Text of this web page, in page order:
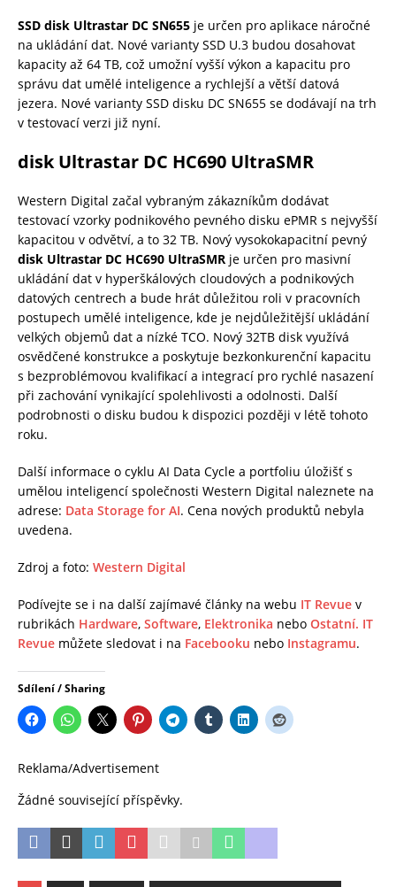
SSD disk Ultrastar DC SN655 je určen pro aplikace náročné
na ukládání dat. Nové varianty SSD U.3 budou dosahovat
kapacity až 64 TB, což umožní vyšší výkon a kapacitu pro
správu dat umělé inteligence a rychlejší a větší datová
jezera. Nové varianty SSD disku DC SN655 se dodávají na trh
v testovací verzi již nyní.
disk Ultrastar DC HC690 UltraSMR
Western Digital začal vybraným zákazníkům dodávat
testovací vzorky podnikového pevného disku ePMR s nejvyšší
kapacitou v odvětví, a to 32 TB. Nový vysokokapacitní pevný
disk Ultrastar DC HC690 UltraSMR je určen pro masivní
ukládání dat v hyperškálových cloudových a podnikových
datových centrech a bude hrát důležitou roli v pracovních
postupech umělé inteligence, kde je nejdůležitější ukládání
velkých objemů dat a nízké TCO. Nový 32TB disk využívá
osvědčené konstrukce a poskytuje bezkonkurenční kapacitu
s bezproblémovou kvalifikací a integrací pro rychlé nasazení
při zachování vynikající spolehlivosti a odolnosti. Další
podrobnosti o disku budou k dispozici později v létě tohoto
roku.
Další informace o cyklu AI Data Cycle a portfoliu úložišť s
umělou inteligencí společnosti Western Digital naleznete na
adrese: Data Storage for AI. Cena nových produktů nebyla
uvedena.
Zdroj a foto: Western Digital
Podívejte se i na další zajímavé články na webu IT Revue v
rubrikách Hardware, Software, Elektronika nebo Ostatní. IT
Revue můžete sledovat i na Facebooku nebo Instagramu.
Sdílení / Sharing
Reklama/Advertisement
Žádné související příspěvky.